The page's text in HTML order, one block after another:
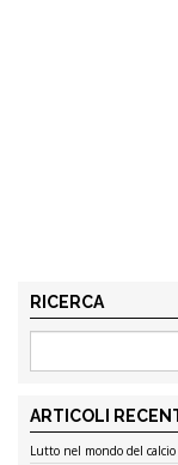
RICERCA
ARTICOLI
Lutto nel mondo del